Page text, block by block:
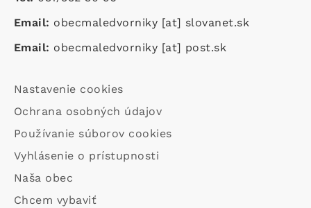
Email: obecmaledvorniky [at] slovanet.sk
Email: obecmaledvorniky [at] post.sk
Main
navigation
Naša obec
Chcem vybaviť
Footer
-
Nastavenie cookies
Ochrana osobných údajov
Používanie súborov cookies
Vyhlásenie o prístupnosti